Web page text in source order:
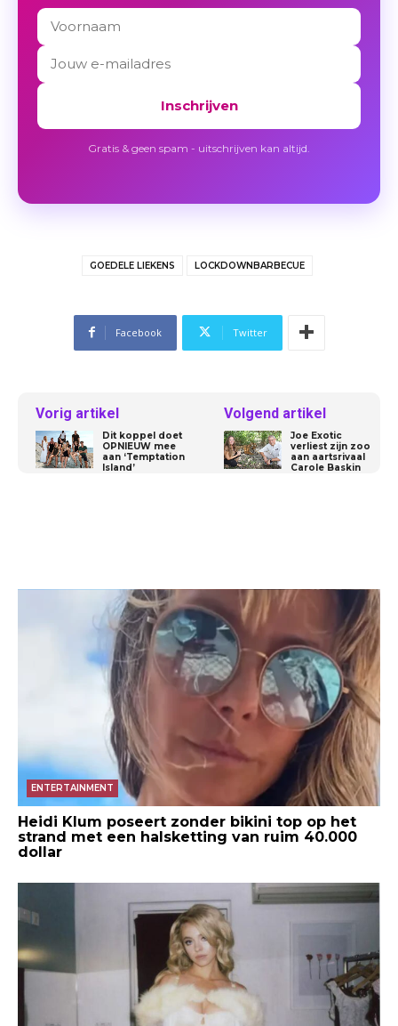
Inschrijven
Gratis & geen spam - uitschrijven kan altijd.
GOEDELE LIEKENS LOCKDOWNBARBECUE
Facebook Twitter
Vorig artikel
Dit koppel doet
OPNIEUW mee
aan ‘Temptation
Island’
Volgend artikel
Joe Exotic
verliest zijn zoo
aan aartsrivaal
Carole Baskin
ENTERTAINMENT
Heidi Klum poseert zonder bikini top op het
strand met een halsketting van ruim 40.000
dollar